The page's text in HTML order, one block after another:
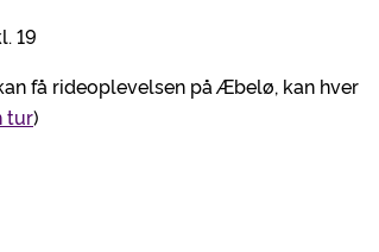
19
få rideoplevelsen på Æbelø, kan hver
tur)